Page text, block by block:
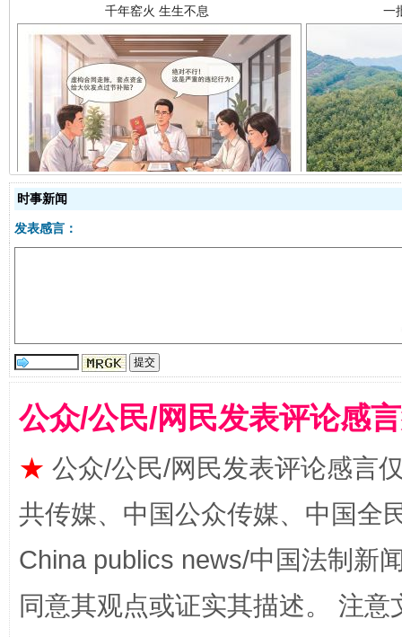
揭开“小金库”的免责幌子
受贿1.44亿！段成刚被判无期 从幼
全民健身五年计划来了！等你上场
时事新闻
发表感言：
公众/公民/网民发表评论感
★ 公众/公民/网民发表评论感言
共传媒、中国公众传媒、中国全
China publics news/中国法制新
同意其观点或证实其描述。 注